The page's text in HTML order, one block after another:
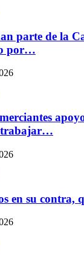
parte de la
por…
trabajar…
en su contra,